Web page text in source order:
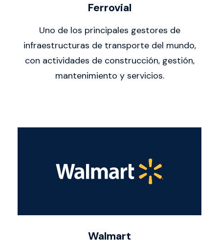
Ferrovial
Uno de los principales gestores de
infraestructuras de transporte del mundo,
con actividades de construcción, gestión,
mantenimiento y servicios.
Walmart